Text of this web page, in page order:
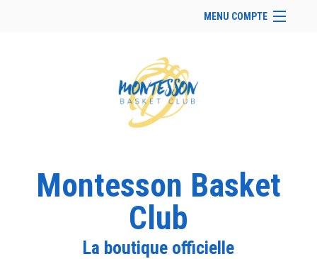
MENU COMPTE
Site Web du club
Facebook
Se connecter
Panier (
Montesson Basket
Club
La boutique officielle